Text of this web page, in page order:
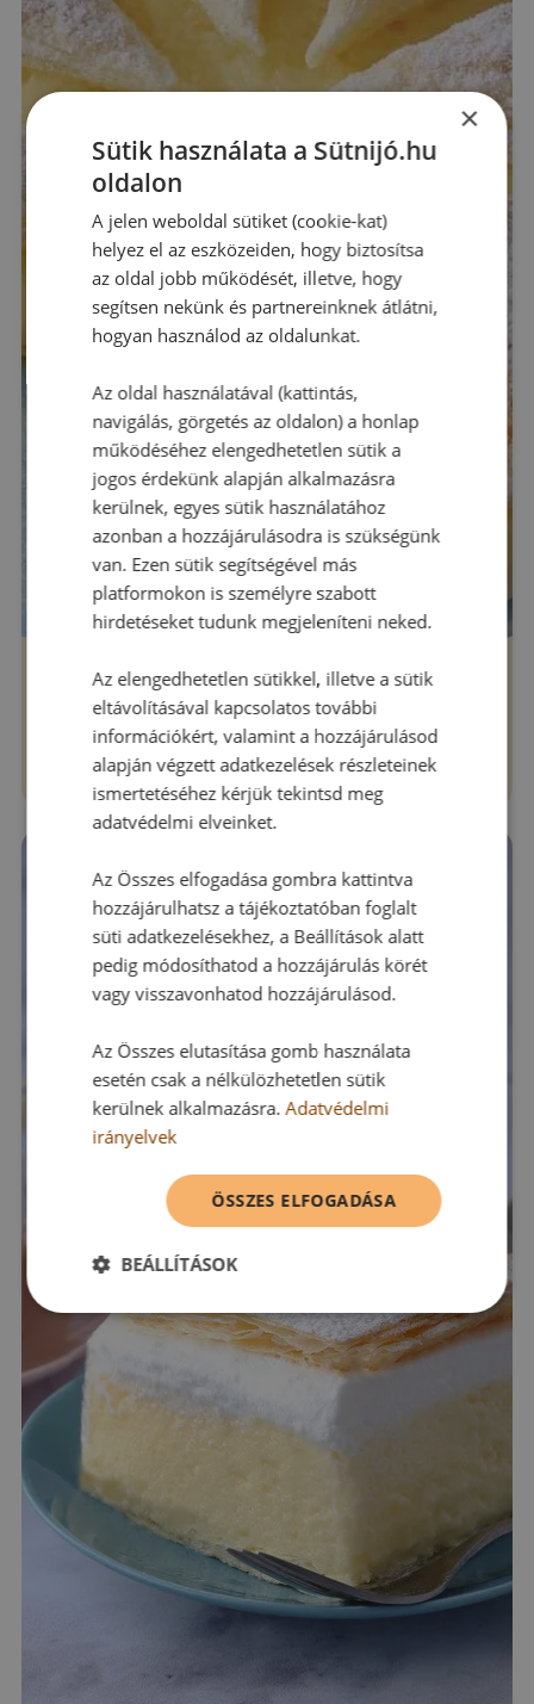
Házi krémes torta
Több, mint 60 perc
Könnyen elkészíthető
×
Sütik használata a Sütnijó.hu
oldalon
A jelen weboldal sütiket (cookie-kat)
helyez el az eszközeiden, hogy biztosítsa
az oldal jobb működését, illetve, hogy
segítsen nekünk és partnereinknek átlátni,
hogyan használod az oldalunkat.
Az oldal használatával (kattintás,
navigálás, görgetés az oldalon) a honlap
működéséhez elengedhetetlen sütik a
jogos érdekünk alapján alkalmazásra
kerülnek, egyes sütik használatához
azonban a hozzájárulásodra is szükségünk
van. Ezen sütik segítségével más
platformokon is személyre szabott
hirdetéseket tudunk megjeleníteni neked.
Az elengedhetetlen sütikkel, illetve a sütik
eltávolításával kapcsolatos további
információkért, valamint a hozzájárulásod
alapján végzett adatkezelések részleteinek
ismertetéséhez kérjük tekintsd meg
adatvédelmi elveinket.
Az Összes elfogadása gombra kattintva
hozzájárulhatsz a tájékoztatóban foglalt
süti adatkezelésekhez, a Beállítások alatt
pedig módosíthatod a hozzájárulás körét
vagy visszavonhatod hozzájárulásod.
Az Összes elutasítása gomb használata
esetén csak a nélkülözhetetlen sütik
kerülnek alkalmazásra.Adatvédelmi
irányelvek
ÖSSZES ELFOGADÁSA
BEÁLLÍTÁSOK